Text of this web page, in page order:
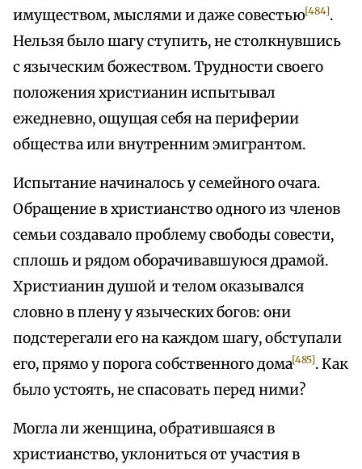
имуществом, мыслями и даже совестью[484].
Нельзя было шагу ступить, не столкнувшись
с языческим божеством. Трудности своего
положения христианин испытывал
ежедневно, ощущая себя на периферии
общества или внутренним эмигрантом.
Испытание начиналось у семейного очага.
Обращение в христианство одного из членов
семьи создавало проблему свободы совести,
сплошь и рядом оборачивавшуюся драмой.
Христианин душой и телом оказывался
словно в плену у языческих богов: они
подстерегали его на каждом шагу, обступали
его, прямо у порога собственного дома[485]. Как
было устоять, не спасовать перед ними?
Могла ли женщина, обратившаяся в
христианство, уклониться от участия в